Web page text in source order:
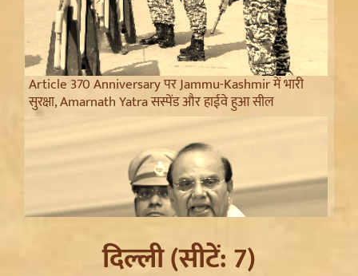
Article 370 Anniversary पर Jammu-Kashmir में भारी
सुरक्षा, Amarnath Yatra सस्पेंड और हाईवे हुआ सील
दिल्ली (सीटें: 7)